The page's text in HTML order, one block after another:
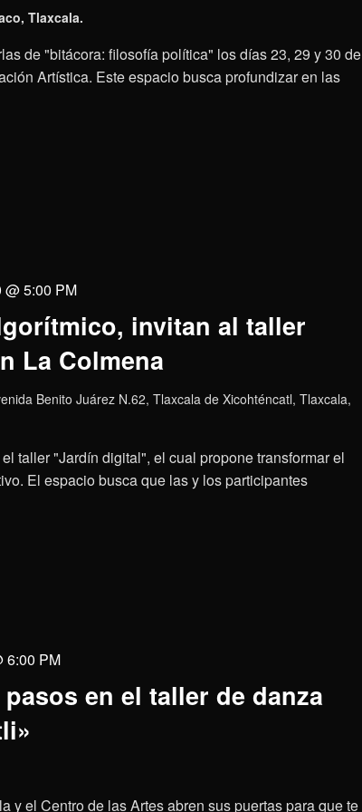
Tlaxcala.
de "bitácora: filosofía política" los días 23, 29 y 30 de
Artística. Este espacio busca profundizar en las
invitan al taller
La Colmena
@ 5:00 PM
Benito Juárez N.62, Tlaxcala de Xicohténcatl, Tlaxcala,
taller "Jardín digital", el cual propone transformar el
El espacio busca que las y los participantes
en el taller de danza
6:00 PM
y el Centro de las Artes abren sus puertas para que te